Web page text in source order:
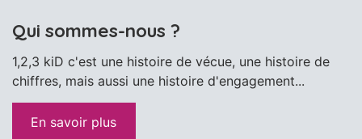
Qui sommes-nous ?
1,2,3 kiD c'est une histoire de vécue, une histoire de
chiffres, mais aussi une histoire d'engagement...
En savoir plus